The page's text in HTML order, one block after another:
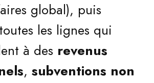
global), puis
les lignes qui
à des revenus
, subventions non